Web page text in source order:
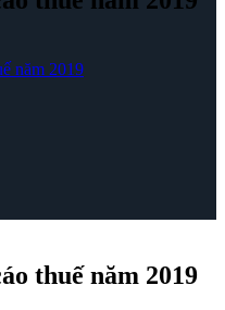
năm 2019
thuế năm 2019